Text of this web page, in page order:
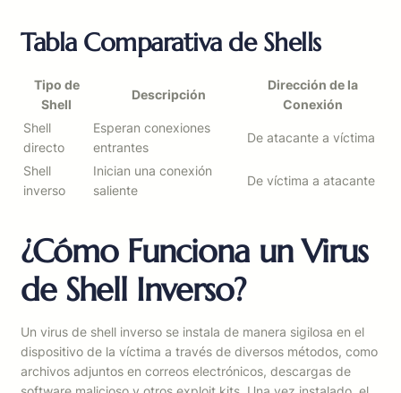
Tabla Comparativa de Shells
Tipo de
Shell
Descripción
Dirección de la
Conexión
Shell
directo
Esperan conexiones
entrantes
De atacante a víctima
Shell
inverso
Inician una conexión
saliente
De víctima a atacante
¿Cómo Funciona un Virus
de Shell Inverso?
Un virus de shell inverso se instala de manera sigilosa en el
dispositivo de la víctima a través de diversos métodos, como
archivos adjuntos en correos electrónicos, descargas de